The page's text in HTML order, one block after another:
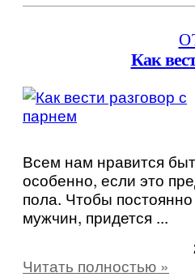
Как
Всем нам нравится
особенно, если это
пола. Чтобы
мужчин, придется ...
Читать полностью »